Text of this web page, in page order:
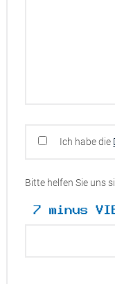
Ich habe die
Bitte helfen Sie uns